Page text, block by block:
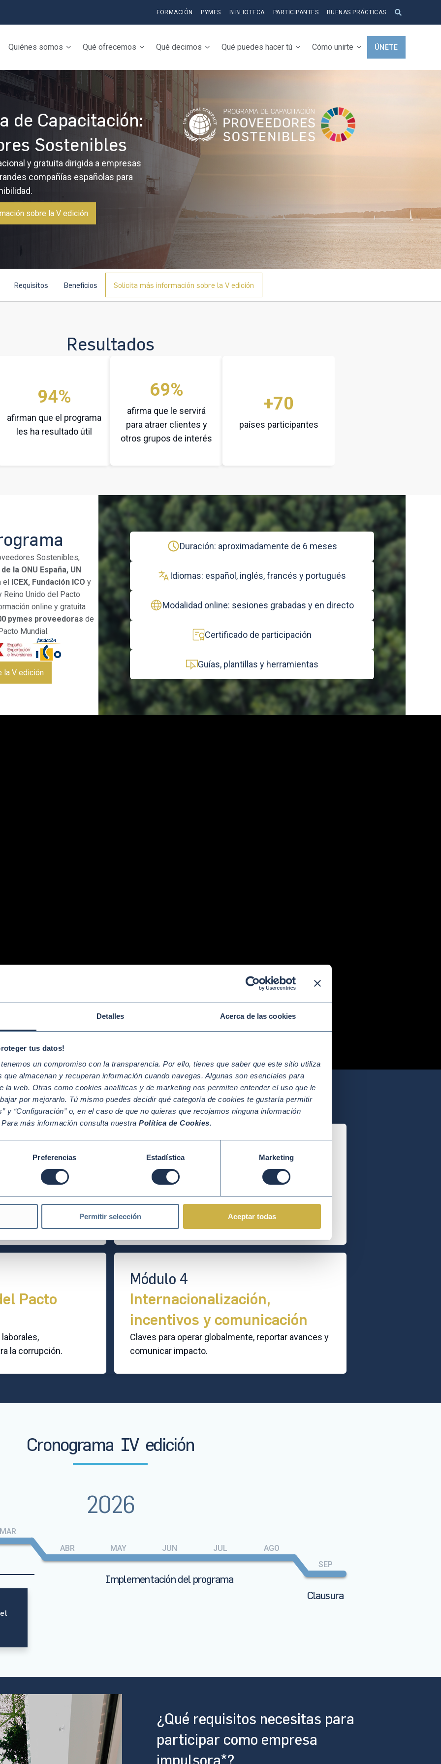
Detalles Acerca de las cookies
tus datos!
un compromiso con la transparencia. Por ello, tienes que saber que este sitio utiliza
almacenan y recuperan información cuando navegas. Algunas son esenciales para
la web. Otras como cookies analíticas y de marketing nos permiten entender el uso que le
por mejorarlo. Tú mismo puedes decidir qué categoría de cookies te gustaría permitir
y “Configuración” o, en el caso de que no quieras que recojamos ninguna información
Para más información consulta nuestra Política de Cookies.
Preferencias Estadística Marketing
Permitir selección Aceptar todas
FORMACIÓN PYMES BIBLIOTECA PARTICIPANTES BUENAS PRÁCTICAS
Quiénes somos Qué ofrecemos Qué decimos Qué puedes hacer tú Cómo unirte ÚNETE
de Capacitación:
Sostenibles
y gratuita dirigida a empresas
compañías españolas para
sobre la V edición
Requisitos Beneficios Solicita más información sobre la V edición
Resultados
94%
afirman que el programa
les ha resultado útil
69%
afirma que le servirá
para atraer clientes y
otros grupos de interés
+70
países participantes
Sostenibles,
la ONU España, UN
ICEX, Fundación ICO y
Reino Unido del Pacto
online y gratuita
pymes proveedoras de
Mundial.
la V edición
Duración: aproximadamente de 6 meses
Idiomas: español, inglés, francés y portugués
Modalidad online: sesiones grabadas y en directo
Certificado de participación
Guías, plantillas y herramientas
Contenidos del programa
de la
clave, tendencias
Módulo 2
Objetivos de Desarrollo
Sostenible (ODS)
Cómo identificar, alinear y comunicar los ODS
prioritarios para cada sector.
Pacto
la corrupción.
Módulo 4
Internacionalización,
incentivos y comunicación
Claves para operar globalmente, reportar avances y
comunicar impacto.
Cronograma IVedición
2026
MAR
ABR MAY JUN JUL AGO
Implementación del programa
SEP
Clausura
¿Qué requisitos necesitas para
participar como empresa
impulsora*?